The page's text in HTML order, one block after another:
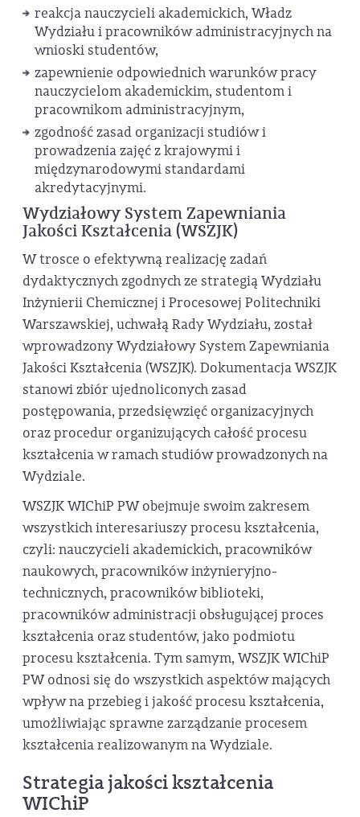
reakcja nauczycieli akademickich, Władz
Wydziału i pracowników administracyjnych na
wnioski studentów,
zapewnienie odpowiednich warunków pracy
nauczycielom akademickim, studentom i
pracownikom administracyjnym,
zgodność zasad organizacji studiów i
prowadzenia zajęć z krajowymi i
międzynarodowymi standardami
akredytacyjnymi.
Wydziałowy System Zapewniania
Jakości Kształcenia (WSZJK)
W trosce o efektywną realizację zadań
dydaktycznych zgodnych ze strategią Wydziału
Inżynierii Chemicznej i Procesowej Politechniki
Warszawskiej, uchwałą Rady Wydziału, został
wprowadzony Wydziałowy System Zapewniania
Jakości Kształcenia (WSZJK). Dokumentacja WSZJK
stanowi zbiór ujednoliconych zasad
postępowania, przedsięwzięć organizacyjnych
oraz procedur organizujących całość procesu
kształcenia w ramach studiów prowadzonych na
Wydziale.
WSZJK WIChiP PW obejmuje swoim zakresem
wszystkich interesariuszy procesu kształcenia,
czyli: nauczycieli akademickich, pracowników
naukowych, pracowników inżynieryjno-
technicznych, pracowników biblioteki,
pracowników administracji obsługującej proces
kształcenia oraz studentów, jako podmiotu
procesu kształcenia. Tym samym, WSZJK WIChiP
PW odnosi się do wszystkich aspektów mających
wpływ na przebieg i jakość procesu kształcenia,
umożliwiając sprawne zarządzanie procesem
kształcenia realizowanym na Wydziale.
Strategia jakości kształcenia
WIChiP